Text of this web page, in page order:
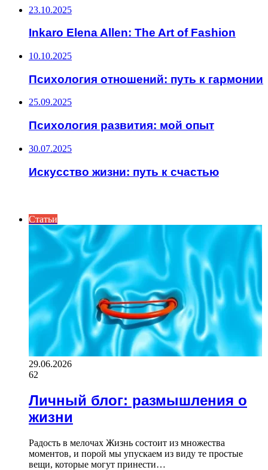
23.10.2025
Inkaro Elena Allen: The Art of Fashion
10.10.2025
Психология отношений: путь к гармонии
25.09.2025
Психология развития: мой опыт
30.07.2025
Искусство жизни: путь к счастью
Статьи
29.06.2026
62
Личный блог: размышления о
жизни
Радость в мелочах Жизнь состоит из множества
моментов, и порой мы упускаем из виду те простые
вещи, которые могут принести…